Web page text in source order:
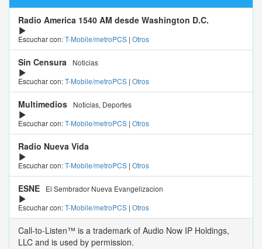
Radio America 1540 AM desde Washington D.C.
Escuchar con:T-Mobile/metroPCS | Otros
Sin Censura
Noticias
Escuchar con:T-Mobile/metroPCS | Otros
Multimedios
Noticias, Deportes
Escuchar con:T-Mobile/metroPCS | Otros
Radio Nueva Vida
Escuchar con:T-Mobile/metroPCS | Otros
ESNE
El Sembrador Nueva Evangelizacion
Escuchar con:T-Mobile/metroPCS | Otros
Call-to-Listen™ is a trademark of Audio Now IP Holdings,
LLC and is used by permission.